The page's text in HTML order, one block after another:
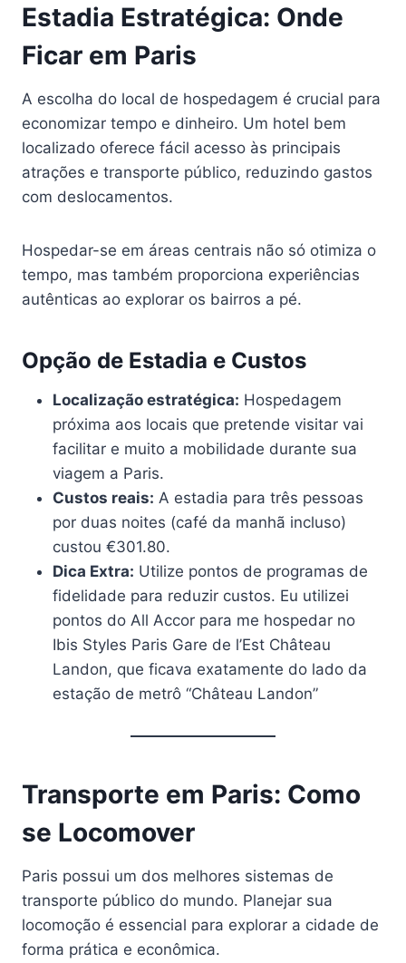
Estadia Estratégica: Onde
Ficar em Paris
A escolha do local de hospedagem é crucial para
economizar tempo e dinheiro. Um hotel bem
localizado oferece fácil acesso às principais
atrações e transporte público, reduzindo gastos
com deslocamentos.
Hospedar-se em áreas centrais não só otimiza o
tempo, mas também proporciona experiências
autênticas ao explorar os bairros a pé.
Opção de Estadia e Custos
Localização estratégica: Hospedagem
próxima aos locais que pretende visitar vai
facilitar e muito a mobilidade durante sua
viagem a Paris.
Custos reais: A estadia para três pessoas
por duas noites (café da manhã incluso)
custou €301.80.
Dica Extra: Utilize pontos de programas de
fidelidade para reduzir custos. Eu utilizei
pontos do All Accor para me hospedar no
Ibis Styles Paris Gare de l’Est Château
Landon, que ficava exatamente do lado da
estação de metrô “Château Landon”
Transporte em Paris: Como
se Locomover
Paris possui um dos melhores sistemas de
transporte público do mundo. Planejar sua
locomoção é essencial para explorar a cidade de
forma prática e econômica.